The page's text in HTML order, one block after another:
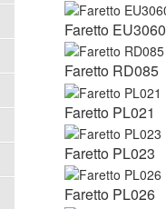
Faretto EU3060
Faretto RD085
Faretto PL021
Faretto PL023
Faretto PL026